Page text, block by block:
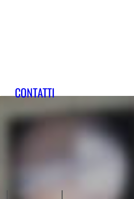
CONTATTI